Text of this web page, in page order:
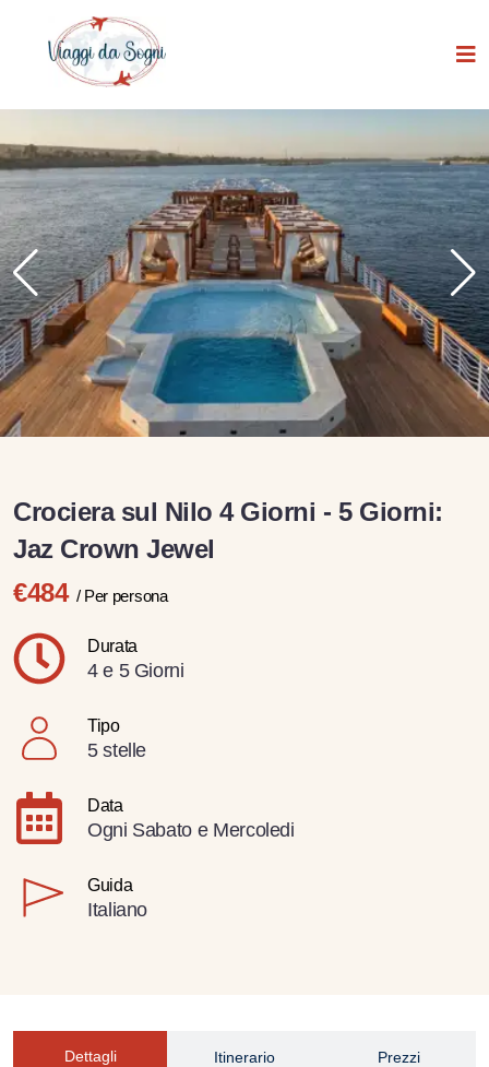
Crociera sul Nilo 4 Giorni - 5 Giorni:
Jaz Crown Jewel
€484 / Per persona
Durata
4 e 5 Giorni
Tipo
5 stelle
Data
Ogni Sabato e Mercoledi
Guida
Italiano
Dettagli Itinerario Prezzi